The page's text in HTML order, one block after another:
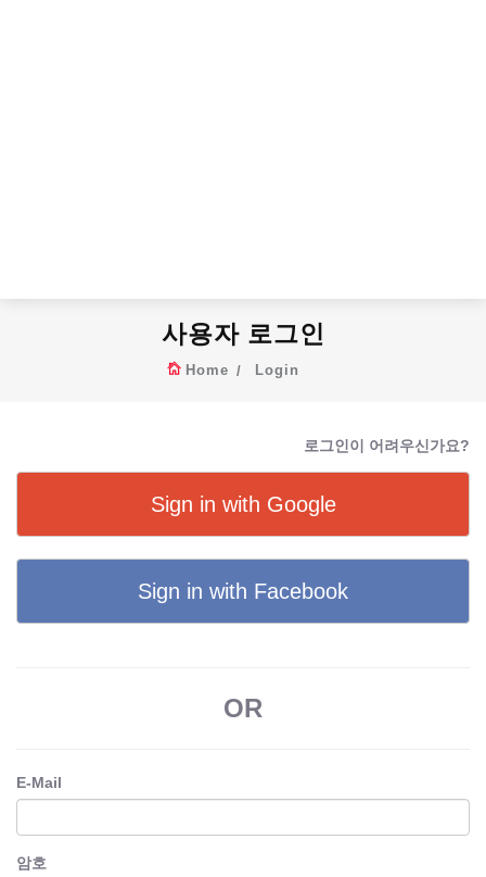
사용자 로그인
Home Login
로그인이 어려우신가요?
Sign in with Google
Sign in with Facebook
OR
E-Mail
암호